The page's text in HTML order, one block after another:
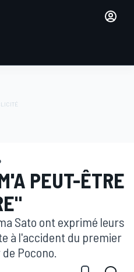
PEUT-ÊTRE
Sato ont exprimé leurs
à l'accident du premier
Pocono.